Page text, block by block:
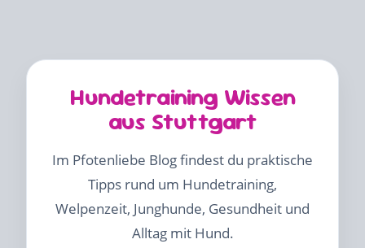
Hundetraining Wissen
aus Stuttgart
Im Pfotenliebe Blog findest du praktische
Tipps rund um Hundetraining,
Welpenzeit, Junghunde, Gesundheit und
Alltag mit Hund.